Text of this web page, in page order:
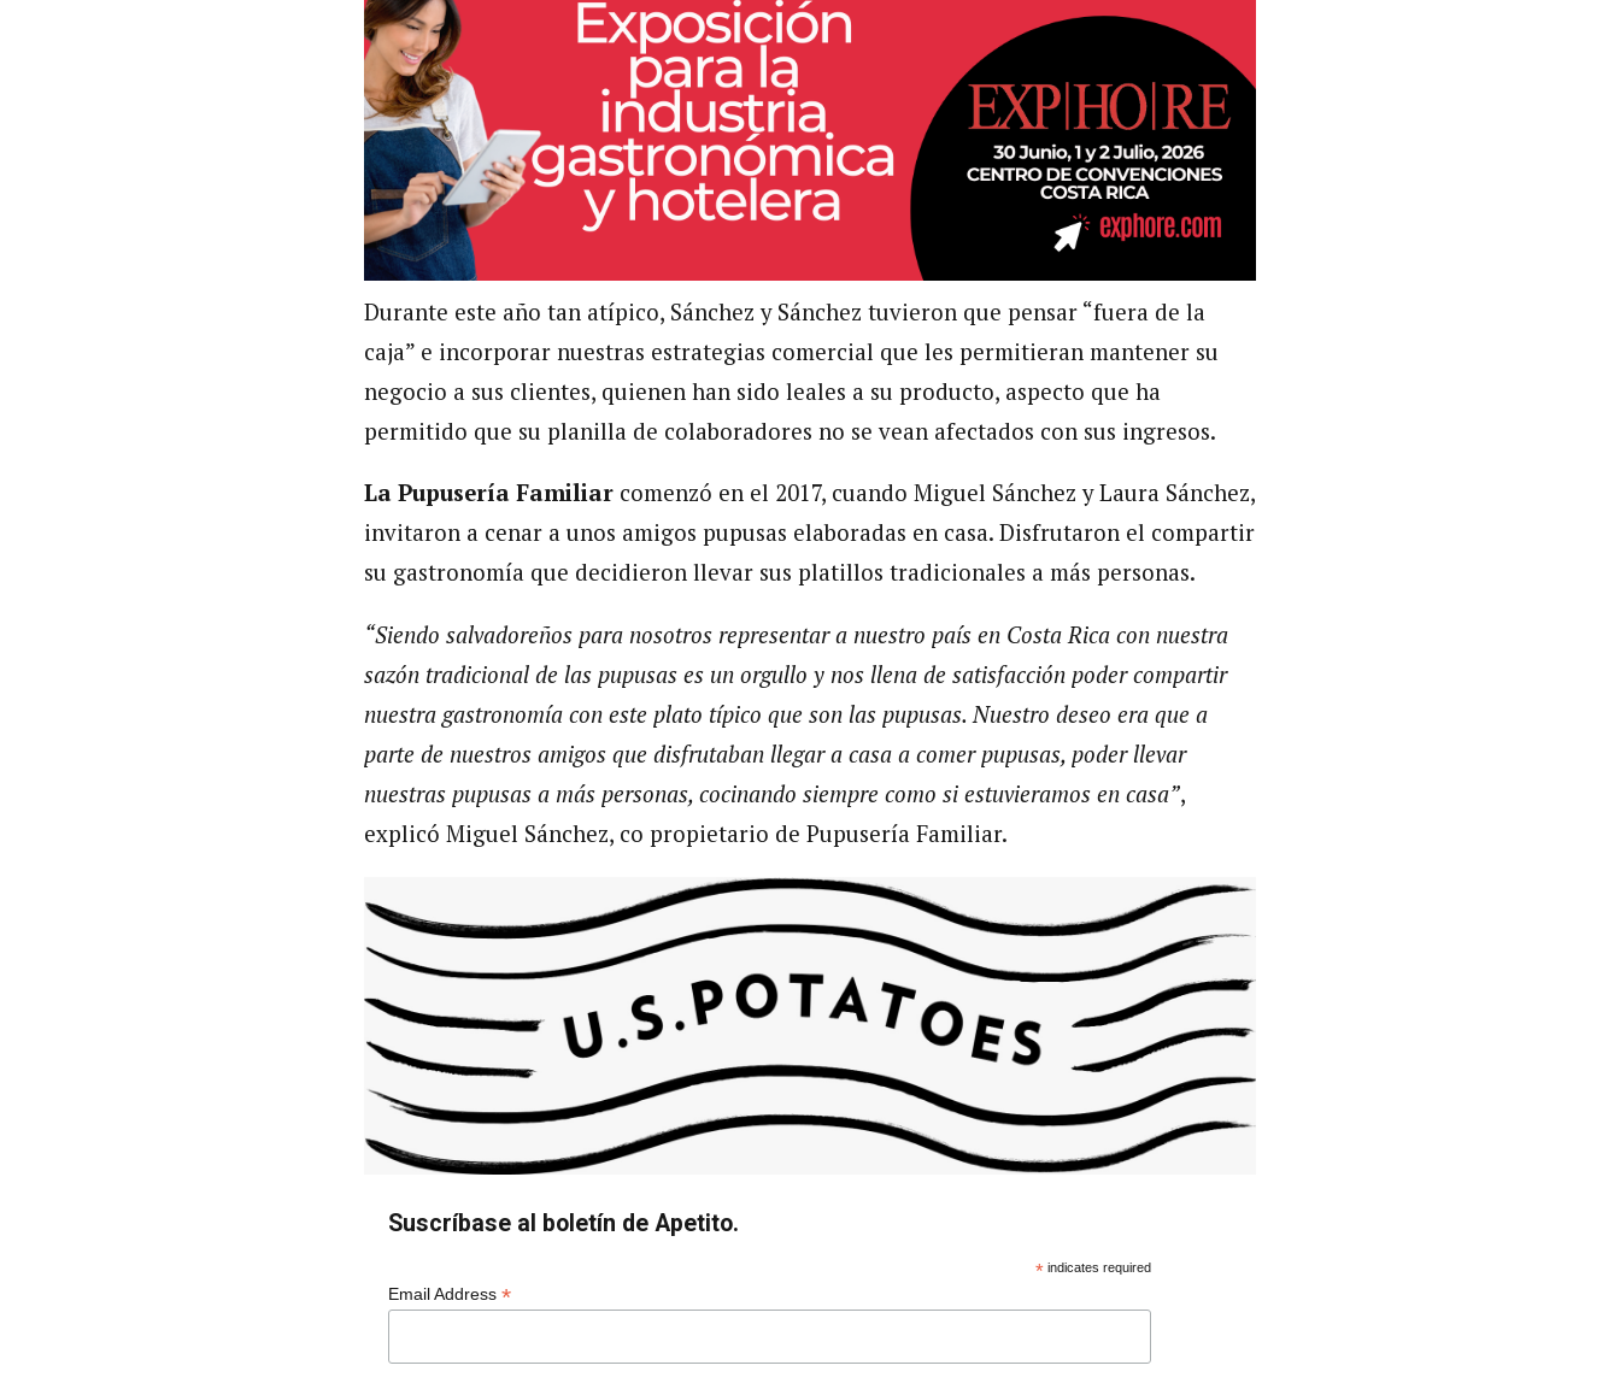
Durante este año tan atípico, Sánchez y Sánchez tuvieron que pensar “fuera de la
caja” e incorporar nuestras estrategias comercial que les permitieran mantener su
negocio a sus clientes, quienen han sido leales a su producto, aspecto que ha
permitido que su planilla de colaboradores no se vean afectados con sus ingresos.
La Pupusería Familiar comenzó en el 2017, cuando Miguel Sánchez y Laura Sánchez,
invitaron a cenar a unos amigos pupusas elaboradas en casa. Disfrutaron el compartir
su gastronomía que decidieron llevar sus platillos tradicionales a más personas.
“Siendo salvadoreños para nosotros representar a nuestro país en Costa Rica con nuestra
sazón tradicional de las pupusas es un orgullo y nos llena de satisfacción poder compartir
nuestra gastronomía con este plato típico que son las pupusas. Nuestro deseo era que a
parte de nuestros amigos que disfrutaban llegar a casa a comer pupusas, poder llevar
nuestras pupusas a más personas, cocinando siempre como si estuvieramos en casa”,
explicó Miguel Sánchez, co propietario de Pupusería Familiar.
Suscríbase al boletín de Apetito.
*indicates required
Email Address *